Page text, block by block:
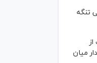
تنگه
میان